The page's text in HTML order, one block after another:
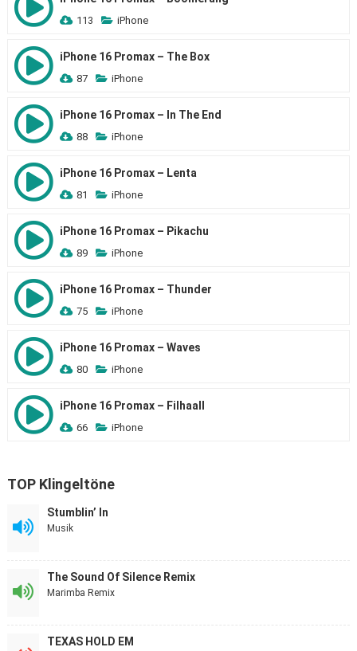
113 iPhone
iPhone 16 Promax – The Box
87 iPhone
iPhone 16 Promax – In The End
88 iPhone
iPhone 16 Promax – Lenta
81 iPhone
iPhone 16 Promax – Pikachu
89 iPhone
iPhone 16 Promax – Thunder
75 iPhone
iPhone 16 Promax – Waves
80 iPhone
iPhone 16 Promax – Filhaall
66 iPhone
TOP Klingeltöne
Stumblin’ In
Musik
The Sound Of Silence Remix
Marimba Remix
TEXAS HOLD EM